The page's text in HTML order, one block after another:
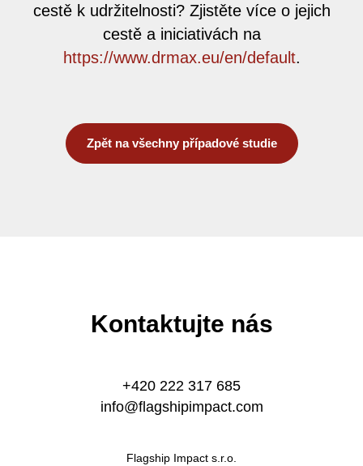
cestě k udržitelnosti? Zjistěte více o jejich
cestě a iniciativách na
https://www.drmax.eu/en/default.
Zpět na všechny případové studie
Kontaktujte nás
+420 222 317 685
info@flagshipimpact.com
Flagship Impact s.r.o.